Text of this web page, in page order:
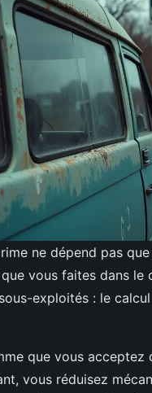
ne dépend pas
vous faites dans
exploités : le
que vous
vous réduisez